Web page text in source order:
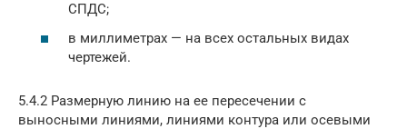
СПДС;
в миллиметрах — на всех остальных видах
чертежей.
5.4.2 Размерную линию на ее пересечении с
выносными линиями, линиями контура или осевыми